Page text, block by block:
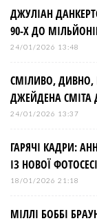
ДЖУЛІАН
90-Х ДО
24/01/2026 13:48
СМІЛИВО, ДИВНО,
ДЖЕЙДЕНА СМІТА
24/01/2026 13:37
ГАРЯЧІ КАДРИ:
ІЗ НОВОЇ
18/01/2026 21:18
МІЛЛІ БОББІ